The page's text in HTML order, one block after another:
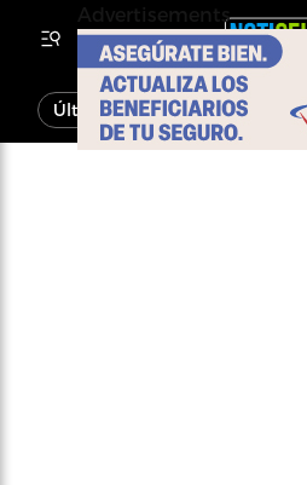
Última Hora Noticias
Advertisements